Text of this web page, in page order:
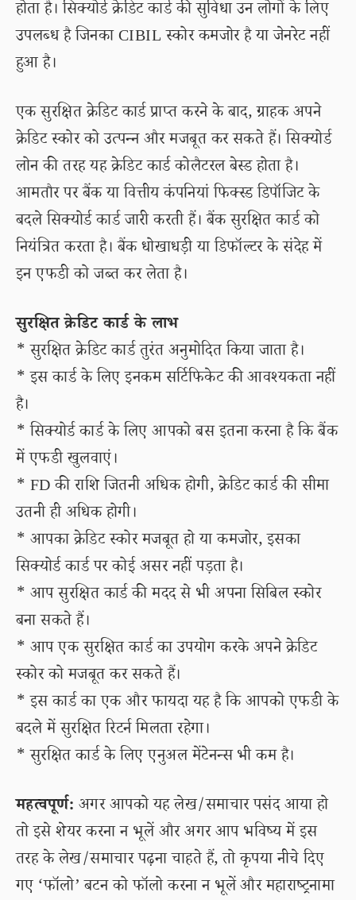
होता है। सिक्योर्ड क्रेडिट कार्ड की सुविधा उन लोगों के लिए
उपलब्ध है जिनका CIBIL स्कोर कमजोर है या जेनरेट नहीं
हुआ है।
एक सुरक्षित क्रेडिट कार्ड प्राप्त करने के बाद, ग्राहक अपने
क्रेडिट स्कोर को उत्पन्न और मजबूत कर सकते हैं। सिक्योर्ड
लोन की तरह यह क्रेडिट कार्ड कोलैटरल बेस्ड होता है।
आमतौर पर बैंक या वित्तीय कंपनियां फिक्स्ड डिपॉजिट के
बदले सिक्योर्ड कार्ड जारी करती हैं। बैंक सुरक्षित कार्ड को
नियंत्रित करता है। बैंक धोखाधड़ी या डिफॉल्टर के संदेह में
इन एफडी को जब्त कर लेता है।
सुरक्षित क्रेडिट कार्ड के लाभ
* सुरक्षित क्रेडिट कार्ड तुरंत अनुमोदित किया जाता है।
* इस कार्ड के लिए इनकम सर्टिफिकेट की आवश्यकता नहीं
है।
* सिक्योर्ड कार्ड के लिए आपको बस इतना करना है कि बैंक
में एफडी खुलवाएं।
* FD की राशि जितनी अधिक होगी, क्रेडिट कार्ड की सीमा
उतनी ही अधिक होगी।
* आपका क्रेडिट स्कोर मजबूत हो या कमजोर, इसका
सिक्योर्ड कार्ड पर कोई असर नहीं पड़ता है।
* आप सुरक्षित कार्ड की मदद से भी अपना सिबिल स्कोर
बना सकते हैं।
* आप एक सुरक्षित कार्ड का उपयोग करके अपने क्रेडिट
स्कोर को मजबूत कर सकते हैं।
* इस कार्ड का एक और फायदा यह है कि आपको एफडी के
बदले में सुरक्षित रिटर्न मिलता रहेगा।
* सुरक्षित कार्ड के लिए एनुअल मेंटेनन्स भी कम है।
महत्वपूर्ण: अगर आपको यह लेख/समाचार पसंद आया हो
तो इसे शेयर करना न भूलें और अगर आप भविष्य में इस
तरह के लेख/समाचार पढ़ना चाहते हैं, तो कृपया नीचे दिए
गए ‘फॉलो’ बटन को फॉलो करना न भूलें और महाराष्ट्रनामा